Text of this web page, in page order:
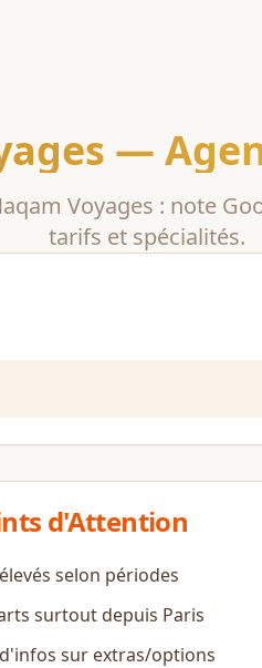
—
Voyages : note
tarifs et spécialités.
d'Attention
selon périodes
surtout depuis Paris
sur extras/options